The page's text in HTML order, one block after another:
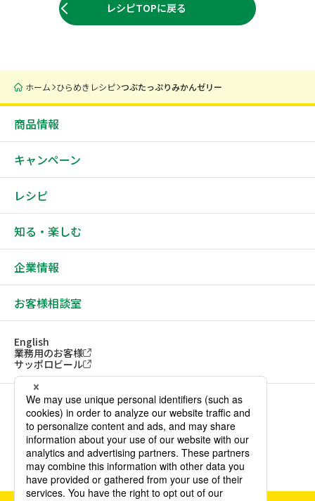
レシピTOPに戻る
ホーム ひらめきレシピ つぶたっぷりみかんゼリー
商品情報
キャンペーン
レシピ
知る・楽しむ
企業情報
お客様相談室
English
業務用のお客様
サッポロビール
ソーシャルメディアアカウント一覧